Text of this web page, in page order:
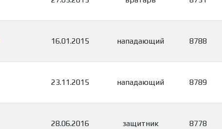
16.01.2015 нападающий 8788
23.11.2015 нападающий 8789
28.06.2016 защитник 8778